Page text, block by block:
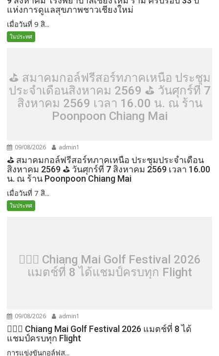
แห่งการดูแลสุขภาพชาวเชียงใหม่
เมื่อวันที่ 9 สิ...
ในประทศ
⛳️ สมาคมกอล์ฟรีสอร์ทภาคเหนือ ประชุม
ประจำเดือนสิงหาคม 2569 ⛳️ วันศุกร์ที่ 7
สิงหาคม 2569 เวลา 16.00 น. ณ ร้าน
Poonpoon Chiang Mai
09/08/2026 admin1
⛳️ สมาคมกอล์ฟรีสอร์ทภาคเหนือ ประชุมประจำเดือน
สิงหาคม 2569 ⛳️ วันศุกร์ที่ 7 สิงหาคม 2569 เวลา 16.00
น. ณ ร้าน Poonpoon Chiang Mai
เมื่อวันที่ 7 สิ...
ในประทศ
🏌️‍♂️⛳ Chiang Mai Golf Festival 2026
แมตช์ที่ 8 ได้แชมป์ครบทุก Flight
09/08/2026 admin1
🏌️‍♂️⛳ Chiang Mai Golf Festival 2026 แมตช์ที่ 8 ได้
แชมป์ครบทุก Flight
การแข่งขันกอล์ฟส...